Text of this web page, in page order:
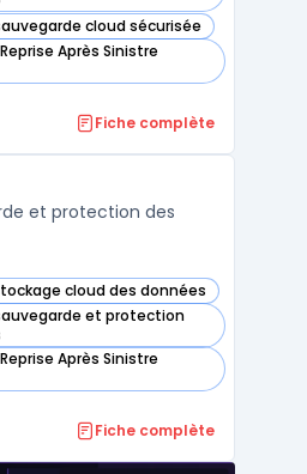
cloud sécurisée
Protect Cloud dans cette catégorie
Après Sinistre
Protect Cloud dans cette catégorie
Fiche complète
et protection des
cloud des données
cette catégorie
et protection
cette catégorie
Après Sinistre
cette catégorie
Fiche complète